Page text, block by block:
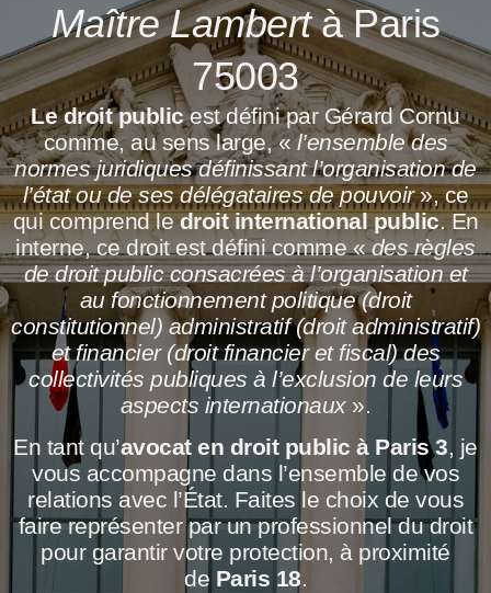
Maître Lambertà Paris
75003
Le droit publicest défini par Gérard Cornu
comme, au sens large, «l’ensemble des
normes juridiques définissant l’organisation de
l’état ou de ses délégataires de pouvoir», ce
qui comprend ledroit international public. En
interne, ce droit est défini comme «des règles
de droit public consacrées à l’organisation et
au fonctionnement politique (droit
constitutionnel) administratif (droit administratif)
et financier (droit financier et fiscal) des
collectivités publiques à l’exclusion de leurs
aspects internationaux».
En tant qu’avocat en droit public à Paris 3, je
vous accompagne dans l’ensemble de vos
relations avec l’État. Faites le choix de vous
faire représenter par un professionnel du droit
pour garantir votre protection, à proximité
de Paris 18.